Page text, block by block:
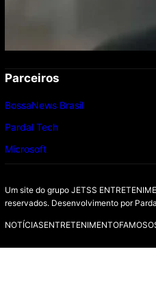
Parceiros
BossaNews Brasil
Pardal Tech
Microsoft
Um site do grupo JETSS
reservados. Desenvolvimento por
NOTÍCIASENTRETENIMENTO